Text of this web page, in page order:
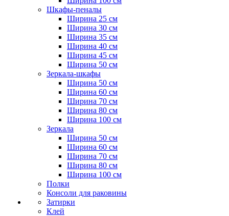
Шкафы-пеналы
Ширина 25 см
Ширина 30 см
Ширина 35 см
Ширина 40 см
Ширина 45 см
Ширина 50 см
Зеркала-шкафы
Ширина 50 см
Ширина 60 см
Ширина 70 см
Ширина 80 см
Ширина 100 см
Зеркала
Ширина 50 см
Ширина 60 см
Ширина 70 см
Ширина 80 см
Ширина 100 см
Полки
Консоли для раковины
Затирки
Клей